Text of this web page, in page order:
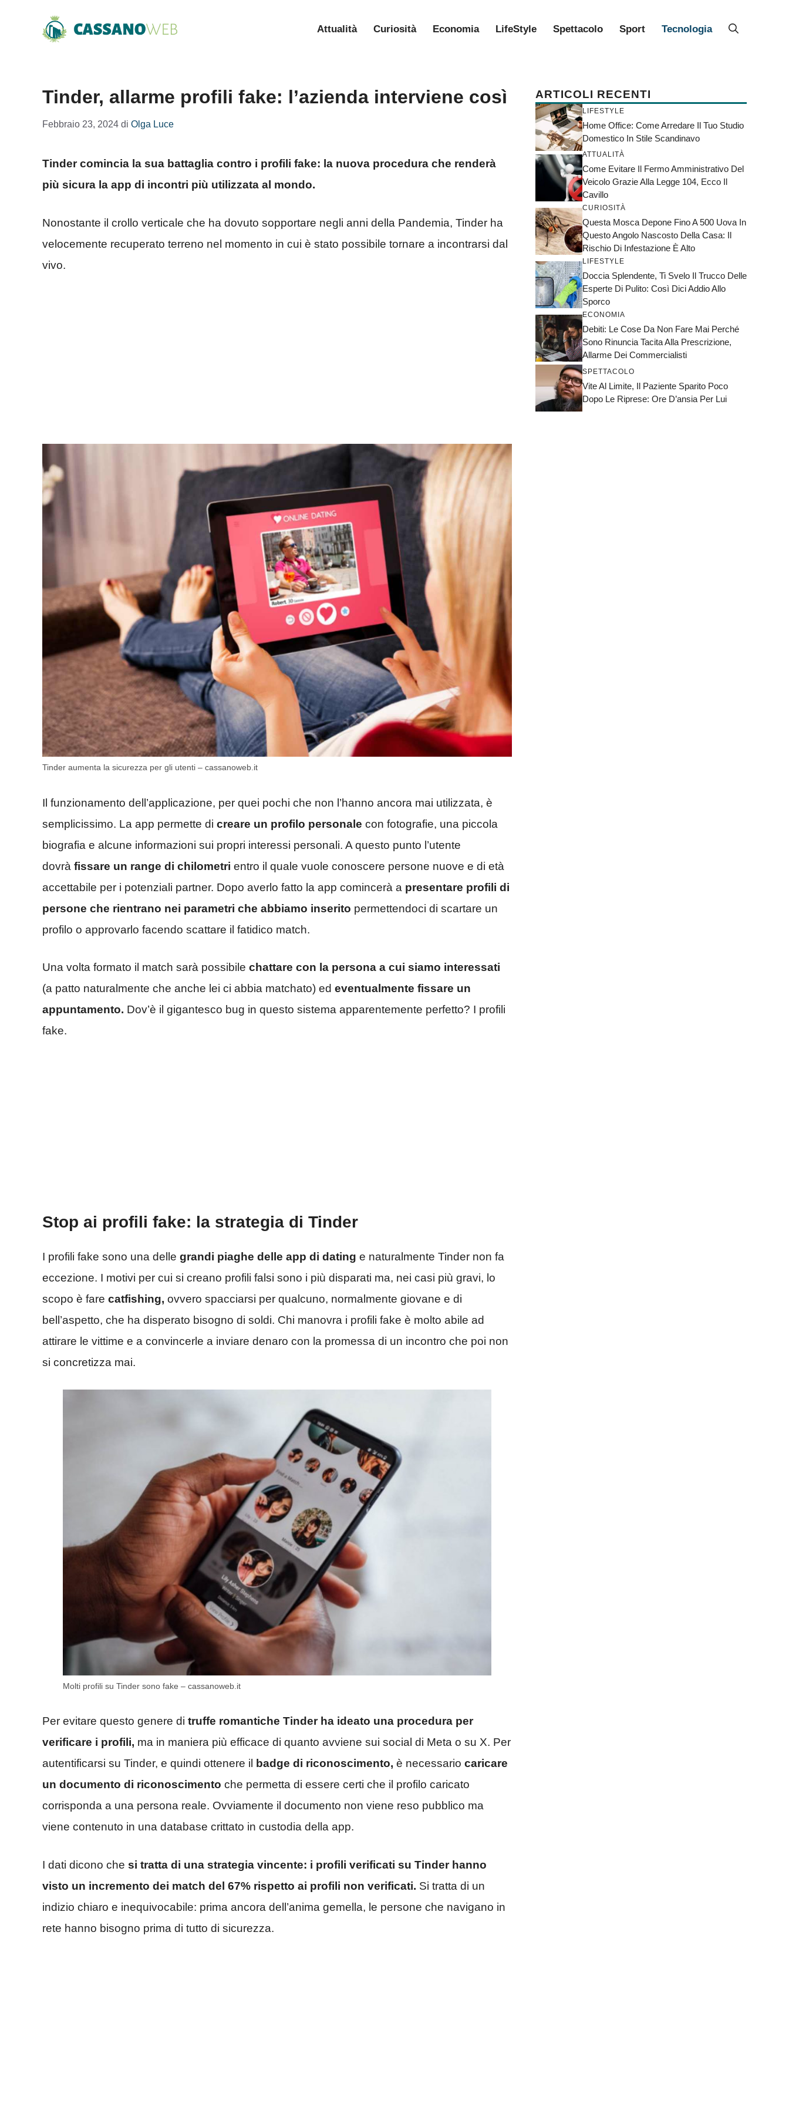
Attualità Curiosità Economia LifeStyle Spettacolo Sport Tecnologia
Tinder, allarme profili fake: l’azienda interviene così
Febbraio 23, 2024 di Olga Luce
Tinder comincia la sua battaglia contro i profili fake: la nuova procedura che renderà
più sicura la app di incontri più utilizzata al mondo.
Nonostante il crollo verticale che ha dovuto sopportare negli anni della Pandemia, Tinder ha
velocemente recuperato terreno nel momento in cui è stato possibile tornare a incontrarsi dal
vivo.
Tinder aumenta la sicurezza per gli utenti – cassanoweb.it
Il funzionamento dell’applicazione, per quei pochi che non l’hanno ancora mai utilizzata, è
semplicissimo. La app permette di creare un profilo personale con fotografie, una piccola
biografia e alcune informazioni sui propri interessi personali. A questo punto l’utente
dovrà fissare un range di chilometri entro il quale vuole conoscere persone nuove e di età
accettabile per i potenziali partner. Dopo averlo fatto la app comincerà a presentare profili di
persone che rientrano nei parametri che abbiamo inserito permettendoci di scartare un
profilo o approvarlo facendo scattare il fatidico match.
Una volta formato il match sarà possibile chattare con la persona a cui siamo interessati
(a patto naturalmente che anche lei ci abbia matchato) ed eventualmente fissare un
appuntamento. Dov’è il gigantesco bug in questo sistema apparentemente perfetto? I profili
fake.
Stop ai profili fake: la strategia di Tinder
I profili fake sono una delle grandi piaghe delle app di dating e naturalmente Tinder non fa
eccezione. I motivi per cui si creano profili falsi sono i più disparati ma, nei casi più gravi, lo
scopo è fare catfishing, ovvero spacciarsi per qualcuno, normalmente giovane e di
bell’aspetto, che ha disperato bisogno di soldi. Chi manovra i profili fake è molto abile ad
attirare le vittime e a convincerle a inviare denaro con la promessa di un incontro che poi non
si concretizza mai.
Molti profili su Tinder sono fake – cassanoweb.it
Per evitare questo genere di truffe romantiche Tinder ha ideato una procedura per
verificare i profili, ma in maniera più efficace di quanto avviene sui social di Meta o su X. Per
autentificarsi su Tinder, e quindi ottenere il
badge di riconoscimento, è necessario caricare
un documento di riconoscimento che permetta di essere certi che il profilo caricato
corrisponda a una persona reale. Ovviamente il documento non viene reso pubblico ma
viene contenuto in una database crittato in custodia della app.
I dati dicono che si tratta di una strategia vincente: i profili verificati su Tinder hanno
visto un incremento dei match del 67% rispetto ai profili non verificati. Si tratta di un
indizio chiaro e inequivocabile: prima ancora dell’anima gemella, le persone che navigano in
rete hanno bisogno prima di tutto di sicurezza.
ARTICOLI RECENTI
LIFESTYLE
Home Office: Come Arredare Il Tuo Studio
Domestico In Stile Scandinavo
ATTUALITÀ
Come Evitare Il Fermo Amministrativo Del
Veicolo Grazie Alla Legge 104, Ecco Il
Cavillo
CURIOSITÀ
Questa Mosca Depone Fino A 500 Uova In
Questo Angolo Nascosto Della Casa: Il
Rischio Di Infestazione È Alto
LIFESTYLE
Doccia Splendente, Ti Svelo Il Trucco Delle
Esperte Di Pulito: Così Dici Addio Allo
Sporco
ECONOMIA
Debiti: Le Cose Da Non Fare Mai Perché
Sono Rinuncia Tacita Alla Prescrizione,
Allarme Dei Commercialisti
SPETTACOLO
Vite Al Limite, Il Paziente Sparito Poco
Dopo Le Riprese: Ore D’ansia Per Lui